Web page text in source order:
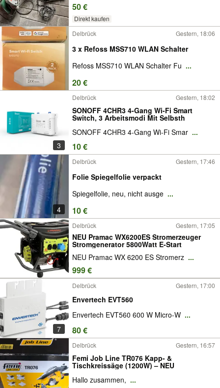
50 €
Direkt kaufen
Delbrück
Gestern, 18:06
3 x Refoss MSS710 WLAN Schalter
Refoss MSS710 WLAN Schalter Fu ...
20 €
3
Delbrück Gestern, 18:02
SONOFF 4CHR3 4-Gang Wi-Fi Smart
Switch, 3 Arbeitsmodi Mit Selbsth
SONOFF 4CHR3 4-Gang Wi-Fi Smar ...
10 €
4
Delbrück Gestern, 17:46
Folie Spiegelfolie verpackt
Spiegelfolie, neu, nicht ausge ...
10 €
Delbrück Gestern, 17:05
NEU Pramac WX6200ES Stromerzeuger
Stromgenerator 5800Watt E-Start
NEU Pramac WX 6200 ES Stromerz ...
999 €
7
Delbrück Gestern, 17:00
Envertech EVT560
Envertech EVT560 600 W Micro-W ...
80 €
Delbrück Gestern, 16:57
Femi Job Line TR076 Kapp- &
Tischkreissäge (1200W) – NEU
Hallo zusammen, ...